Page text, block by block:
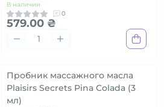
В наличии
0
579.00 ₴
Пробник массажного масла
Plaisirs Secrets Pina Colada (3
мл)